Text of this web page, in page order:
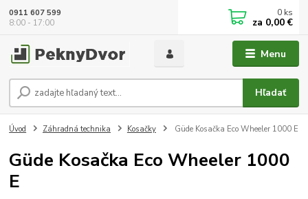
Menu
Hľadať
0911 607 599
8:00 - 17:00
0 ks
za 0,00 €
Úvod Záhradná technika Kosačky Güde Kosačka Eco Wheeler 1000 E
Güde Kosačka Eco Wheeler 1000
E